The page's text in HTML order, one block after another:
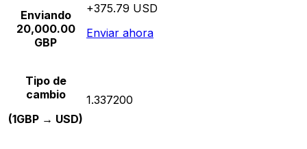
Enviando
20,000.00
GBP
+375.79 USD
Enviar ahora
Tipo de
cambio
(1GBP → USD)
1.337200